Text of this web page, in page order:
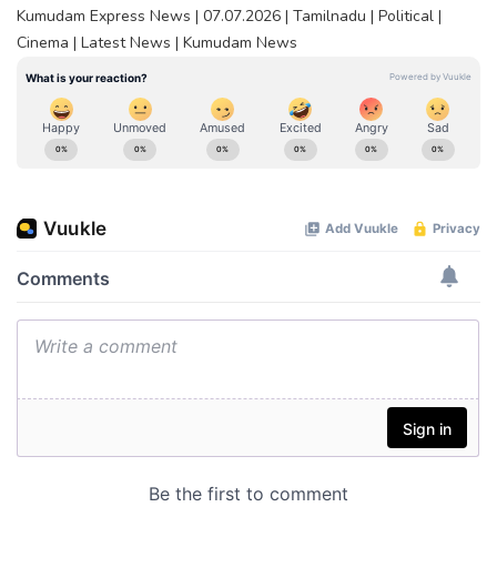
Kumudam Express News | 07.07.2026 | Tamilnadu | Political |
Cinema | Latest News | Kumudam News